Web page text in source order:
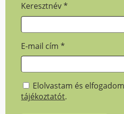
Keresztnév*
E-mail cím*
Elolvastam és
tájékoztatót.